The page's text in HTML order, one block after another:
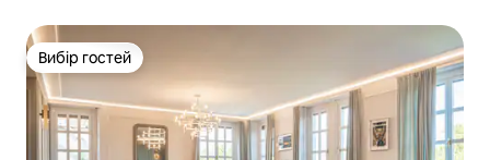
Вибір гостей
Вибір гостей